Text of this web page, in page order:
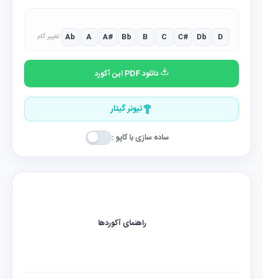
تغییر گام: Ab A A# Bb B C C# Db D
دانلود PDF این آکورد
تیونر گیتار
ساده سازی با کاپو :
راهنمای آکوردها